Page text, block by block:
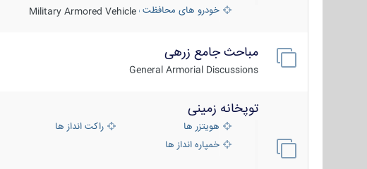
خودرو های محافظت شدهMilitary Armored Vehicle
مباحث جامع زرهی
General Armorial Discussions
توپخانه زمینی
هویتزر ها
راکت انداز ها
خمپاره انداز ها